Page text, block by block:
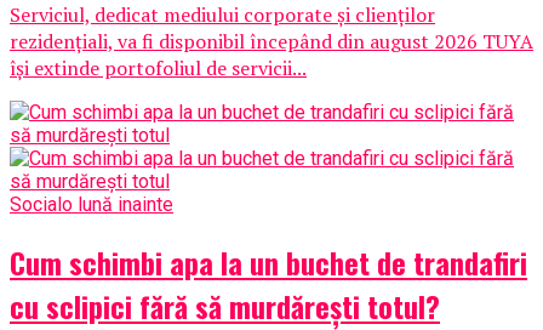
Serviciul, dedicat mediului corporate și clienților
rezidențiali, va fi disponibil începând din august 2026 TUYA
își extinde portofoliul de servicii...
Social o lună inainte
Cum schimbi apa la un buchet de trandafiri
cu sclipici fără să murdărești totul?